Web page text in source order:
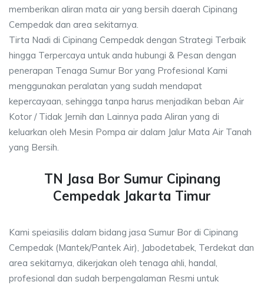
memberikan aliran mata air yang bersih daerah Cipinang
Cempedak dan area sekitarnya.
Tirta Nadi di Cipinang Cempedak dengan Strategi Terbaik
hingga Terpercaya untuk anda hubungi & Pesan dengan
penerapan Tenaga Sumur Bor yang Profesional Kami
menggunakan peralatan yang sudah mendapat
kepercayaan, sehingga tanpa harus menjadikan beban Air
Kotor / Tidak Jernih dan Lainnya pada Aliran yang di
keluarkan oleh Mesin Pompa air dalam Jalur Mata Air Tanah
yang Bersih.
TN Jasa Bor Sumur Cipinang
Cempedak Jakarta Timur
Kami speiasilis dalam bidang jasa Sumur Bor di Cipinang
Cempedak (Mantek/Pantek Air), Jabodetabek, Terdekat dan
area sekitarnya, dikerjakan oleh tenaga ahli, handal,
profesional dan sudah berpengalaman Resmi untuk